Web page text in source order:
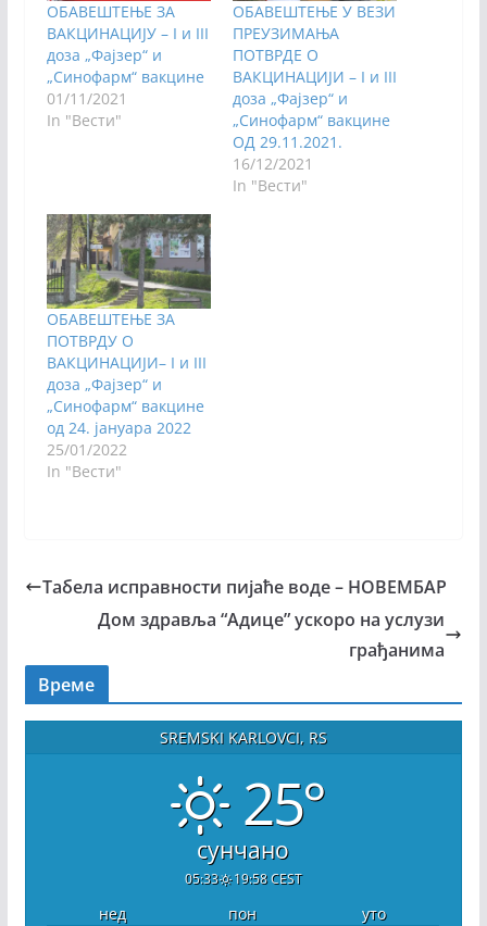
ОБАВЕШТЕЊЕ ЗА
ВАКЦИНАЦИЈУ – I и III
доза „Фајзер“ и
„Синофарм“ вакцине
01/11/2021
In "Вести"
ОБАВЕШТЕЊЕ У ВЕЗИ
ПРЕУЗИМАЊА
ПОТВРДЕ О
ВАКЦИНАЦИЈИ – I и III
доза „Фајзер“ и
„Синофарм“ вакцине
ОД 29.11.2021.
16/12/2021
In "Вести"
ОБАВЕШТЕЊЕ ЗА
ПОТВРДУ О
ВАКЦИНАЦИЈИ– I и III
доза „Фајзер“ и
„Синофарм“ вакцине
од 24. јануара 2022
25/01/2022
In "Вести"
Табела исправности пијаће воде – НОВЕМБАР
Дом здравља “Адице” ускоро на услузи
грађанима
Време
SREMSKI KARLOVCI, RS
25°
сунчано
05:33 19:58 CEST
нед пон
уто